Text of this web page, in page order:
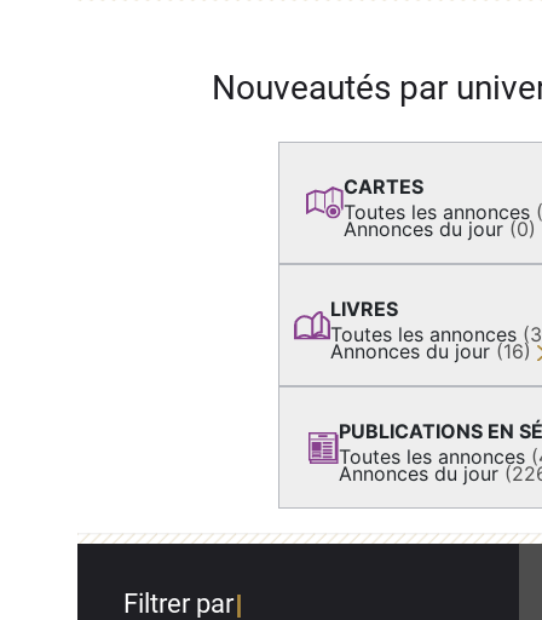
Nouveautés par
CARTES
Toutes les annonces
Annonces du jour (0)
LIVRES
Toutes les annonces
Annonces du jour (16)
PUBLICATIONS EN
Toutes les annonces
Annonces du jour
Filtrer par